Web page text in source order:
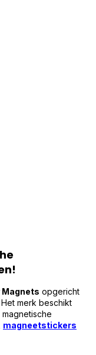
Magnets opgericht
merk beschikt
magneetstickers